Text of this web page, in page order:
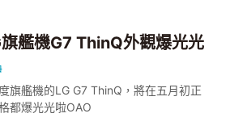
艦機G7 ThinQ外觀爆光光
旗艦機的LG G7 ThinQ，將在五月初正
都爆光光啦OAO